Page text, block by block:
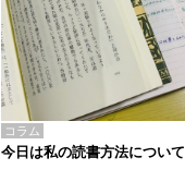
コラム
今日は私の読書方法について